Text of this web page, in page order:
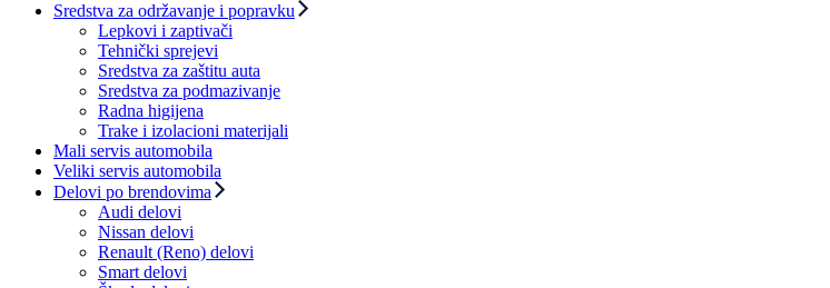
Sredstva za održavanje i popravku
Lepkovi i zaptivači
Tehnički sprejevi
Sredstva za zaštitu auta
Sredstva za podmazivanje
Radna higijena
Trake i izolacioni materijali
Mali servis automobila
Veliki servis automobila
Delovi po brendovima
Audi delovi
Nissan delovi
Renault (Reno) delovi
Smart delovi